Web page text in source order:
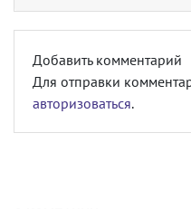
Добавить комментарий
Для отправки
авторизоваться.